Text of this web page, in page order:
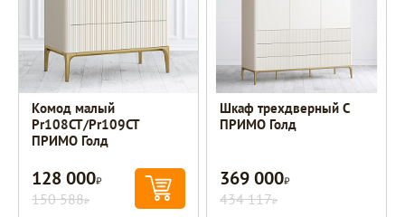
Комод малый
Pr108CT/Pr109CT
ПРИМО Голд
128 000Р
150 588Р
Шкаф трехдверный C
ПРИМО Голд
369 000Р
434 117Р